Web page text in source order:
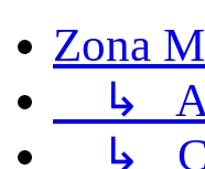
Zona
↳
↳